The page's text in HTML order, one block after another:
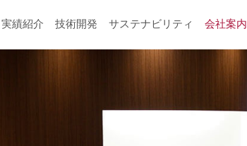
実績紹介 技術開発 サステナビリティ 会社案内